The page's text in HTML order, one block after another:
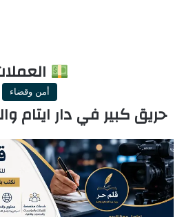
أمن وقضاء
حريق كبير في دار ايتام